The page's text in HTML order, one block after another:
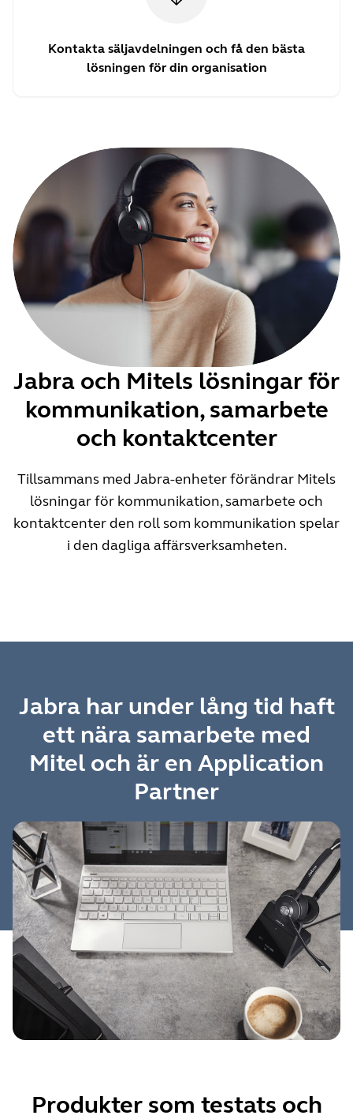
Kontakta säljavdelningen och få den bästa
lösningen för din organisation
Jabra och Mitels lösningar för
kommunikation, samarbete
och kontaktcenter
Tillsammans med Jabra-enheter förändrar Mitels
lösningar för kommunikation, samarbete och
kontaktcenter den roll som kommunikation spelar
i den dagliga affärsverksamheten.
Jabra har under lång tid haft
ett nära samarbete med
Mitel och är en Application
Partner
Produkter som testats och